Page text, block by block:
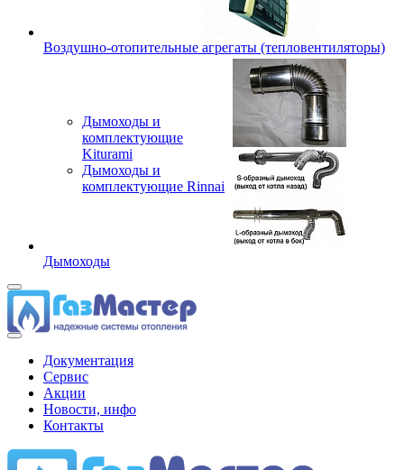
Воздушно-отопительные агрегаты (тепловентиляторы)
Дымоходы и
комплектующие
Kiturami
Дымоходы и
комплектующие Rinnai
Дымоходы
Документация
Сервис
Акции
Новости, инфо
Контакты